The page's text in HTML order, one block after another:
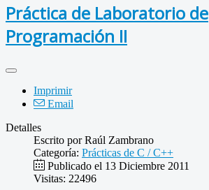
Práctica de Laboratorio de
Programación II
Imprimir
Email
Detalles
Escrito porRaúl Zambrano
Categoría: Prácticas de C / C++
Publicado el 13 Diciembre 2011
Visitas: 22496